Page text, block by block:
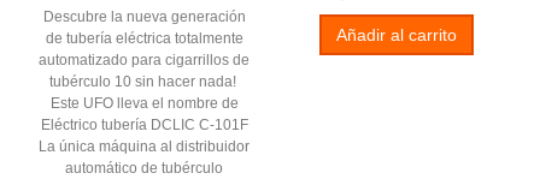
Descubre la nueva generación
de tubería eléctrica totalmente
automatizado para cigarrillos de
tubérculo 10 sin hacer nada!
Este UFO lleva el nombre de
Eléctrico tubería DCLIC C-101F
La única máquina al distribuidor
automático de tubérculo
Añadir al carrito